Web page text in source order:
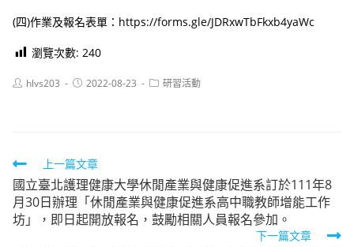
(四)作業及報名表單：https://forms.gle/JDRxwTbFkxb4yaWc
瀏覽次數: 240
Posthlvs203
Post2022-08-23
Post研習活動
Read
more
articles
上一篇文章
國立臺北護理健康大學休閒產業與健康促進系訂於111年8
月30日辦理「休閒產業與健康促進系高中職教師增能工作
坊」，即日起開放報名，鼓勵相關人員報名參加。
下一篇文章